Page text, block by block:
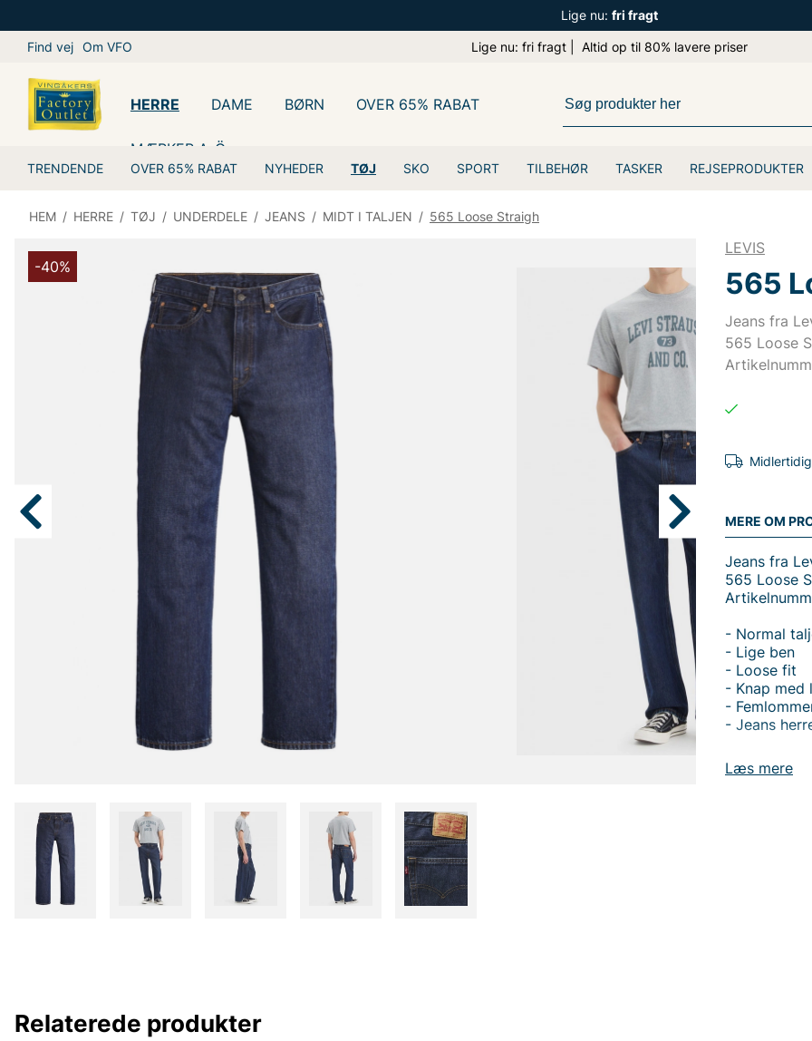
Lige nu: fri fragt
Find vej Om VFO Lige nu: fri fragt | Altid op til 80% lavere priser
HERRE
TRENDENDE OVER 65% RABAT NYHEDER TØJ SKO SPORT TILBEHØR TASKER REJSEPRODUKTER
DAME BØRN OVER 65% RABAT
MÆRKER A-Ö
HEM / HERRE / TØJ / UNDERDELE / JEANS / MIDT I TALJEN / 565 Loose Straigh
-40%
LEVIS
565
Jeans fra
565 Loose
MERE OM
Læs mere
Jeans fra
565 Loose
- Normal
- Lige ben
- Loose fit
- Knap med
-
- Jeans
Oplev
som
Relaterede produkter